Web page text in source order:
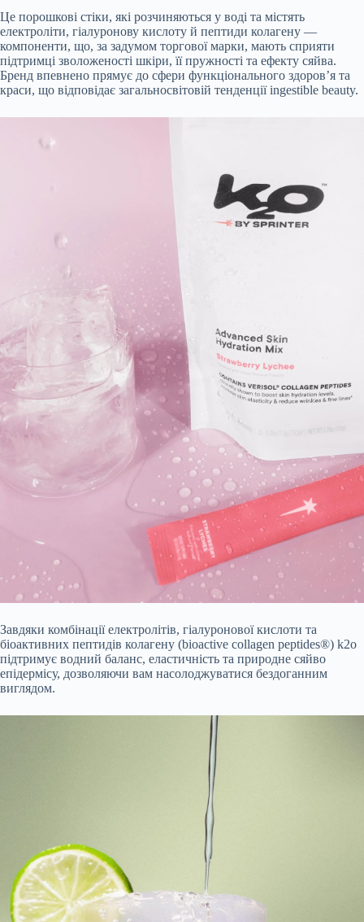
Це порошкові стіки, які розчиняються у воді та містять
електроліти, гіалуронову кислоту й пептиди колагену —
компоненти, що, за задумом торгової марки, мають сприяти
підтримці зволоженості шкіри, її пружності та ефекту сяйва.
Бренд впевнено прямує до сфери функціонального здоров’я та
краси, що відповідає загальносвітовій тенденції ingestible beauty.
Завдяки комбінації електролітів, гіалуронової кислоти та
біоактивних пептидів колагену (bioactive collagen peptides®) k2o
підтримує водний баланс, еластичність та природне сяйво
епідермісу, дозволяючи вам насолоджуватися бездоганним
виглядом.